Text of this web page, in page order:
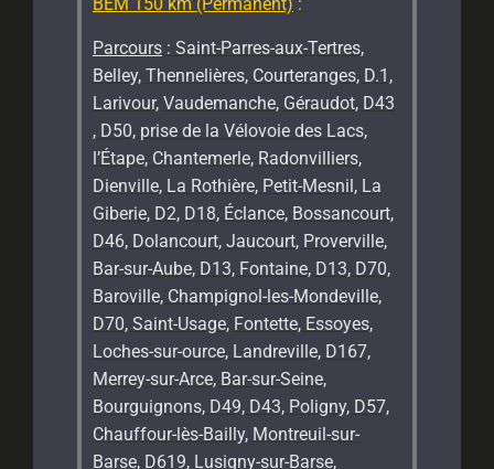
Parcours : Saint-Parres-aux-Tertres,
Belley, Thennelières, Courteranges, D.1,
Larivour, Vaudemanche, Géraudot, D43
, D50, prise de la Vélovoie des Lacs,
l’Étape, Chantemerle, Radonvilliers,
Dienville, La Rothière, Petit-Mesnil, La
Giberie, D2, D18, Éclance, Bossancourt,
D46, Dolancourt, Jaucourt, Proverville,
Bar-sur-Aube, D13, Fontaine, D13, D70,
Baroville, Champignol-les-Mondeville,
D70, Saint-Usage, Fontette, Essoyes,
Loches-sur-ource, Landreville, D167,
Merrey-sur-Arce, Bar-sur-Seine,
Bourguignons, D49, D43, Poligny, D57,
Chauffour-lès-Bailly, Montreuil-sur-
Barse, D619, Lusigny-sur-Barse,